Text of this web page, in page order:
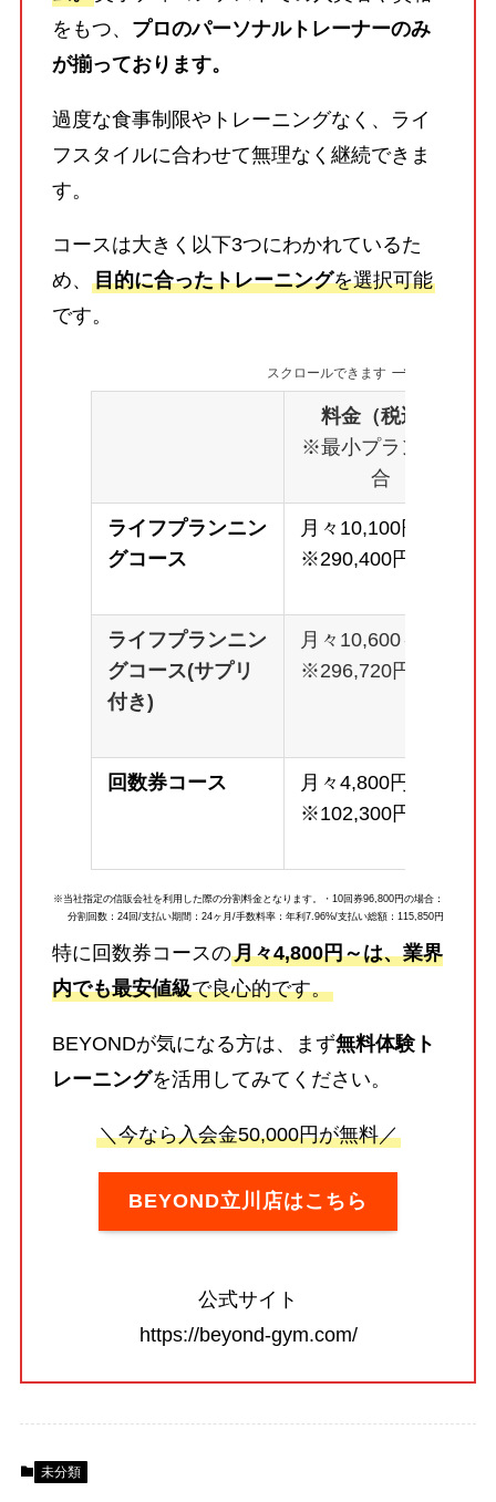
をもつ、 プロのパーソナルトレーナーのみ
が揃っております。
過度な食事制限やトレーニングなく、ライ
フスタイルに合わせて無理なく継続できま
す。
コースは大きく以下3つにわかれているた
め、 目的に合ったトレーニングを選択可能
です。
スクロールできます
料金（税込）
※最小プランの場
合
ライフプランニン
グコース
月々10,100円～
※290,400円
ライフプランニン
グコース(サプリ
付き)
月々10,600～
※296,720円
回数券コース
月々4,800円～
※102,300円
※当社指定の信販会社を利用した際の分割料金となります。・10回券96,800円の場合：
分割回数：24回/支払い期間：24ヶ月/手数料率：年利7.96%/支払い総額：115,850円
特に回数券コースの月々4,800円～は、業界
内でも最安値級で良心的です。
BEYONDが気になる方は、まず無料体験ト
レーニングを活用してみてください。
＼今なら入会金50,000円が無料／
BEYOND立川店はこちら
公式サイト
https://beyond-gym.com/
未分類